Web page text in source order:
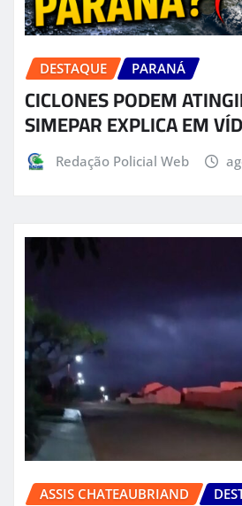
DESTAQUE PARANÁ
CICLONES PODEM
SIMEPAR EXPLICA EM
Redação Policial Web
ASSIS CHATEAUBRIAND